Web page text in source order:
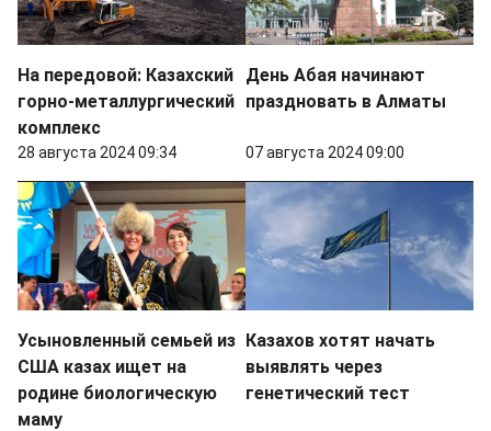
На передовой: Казахский
горно-металлургический
комплекс
28 августа 2024 09:34
День Абая начинают
праздновать в Алматы
07 августа 2024 09:00
Усыновленный семьей из
США казах ищет на
родине биологическую
маму
Казахов хотят начать
выявлять через
генетический тест